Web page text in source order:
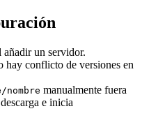
un servidor.
hay conflicto de versiones en
nombre manualmente fuera
e inicia